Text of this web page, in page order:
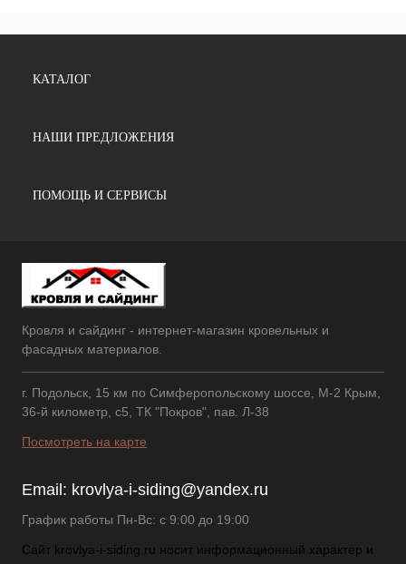
КАТАЛОГ
НАШИ ПРЕДЛОЖЕНИЯ
ПОМОЩЬ И СЕРВИСЫ
Кровля и сайдинг - интернет-магазин кровельных и
фасадных материалов.
г. Подольск, 15 км по Симферопольскому шоссе, М-2 Крым,
36-й километр, с5, ТК "Покров", пав. Л-38
Посмотреть на карте
Email: krovlya-i-siding@yandex.ru
График работы Пн-Вс: с 9:00 до 19:00
Сайт krovlya-i-siding.ru носит информационный характер и